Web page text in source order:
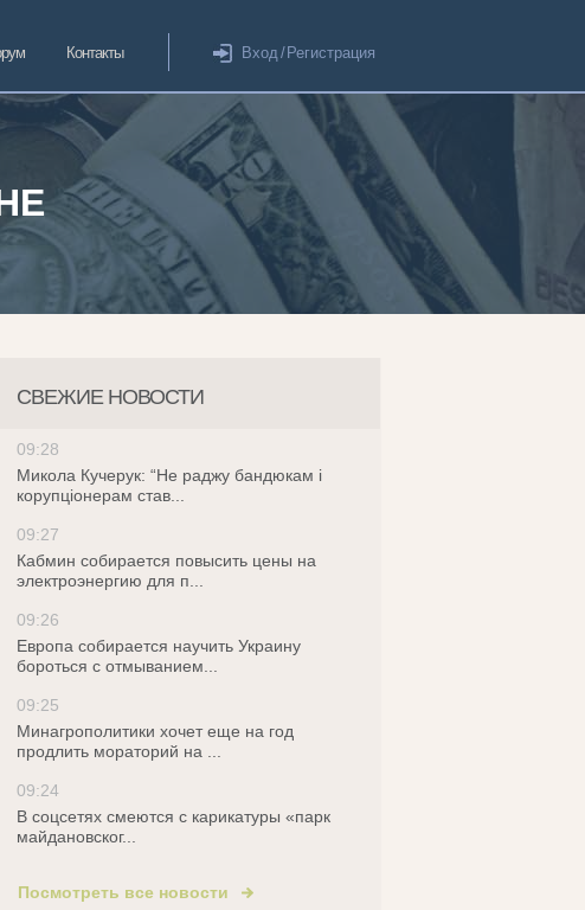
Контакты Вход/ Регистрация
СВЕЖИЕ НОВОСТИ
09:28
Микола Кучерук: “Не раджу бандюкам і
корупціонерам став...
09:27
Кабмин собирается повысить цены на
электроэнергию для п...
09:26
Европа собирается научить Украину
бороться с отмыванием...
09:25
Минагрополитики хочет еще на год
продлить мораторий на ...
09:24
В соцсетях смеются с карикатуры «парк
майдановског...
Посмотреть все новости